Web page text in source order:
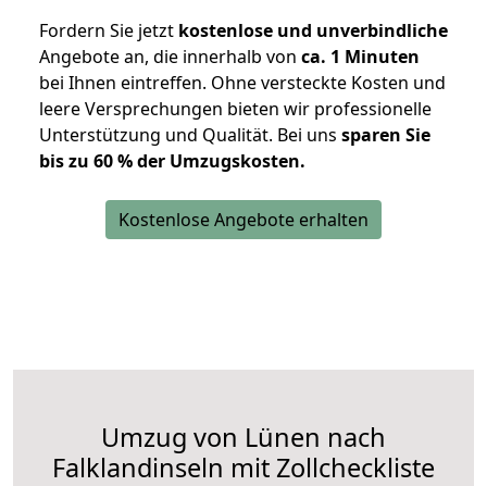
Fordern Sie jetzt kostenlose und unverbindliche
Angebote an, die innerhalb von ca. 1 Minuten
bei Ihnen eintreffen. Ohne versteckte Kosten und
leere Versprechungen bieten wir professionelle
Unterstützung und Qualität. Bei uns sparen Sie
bis zu 60 % der Umzugskosten.
Kostenlose Angebote erhalten
Umzug von Lünen nach
Falklandinseln mit Zollcheckliste